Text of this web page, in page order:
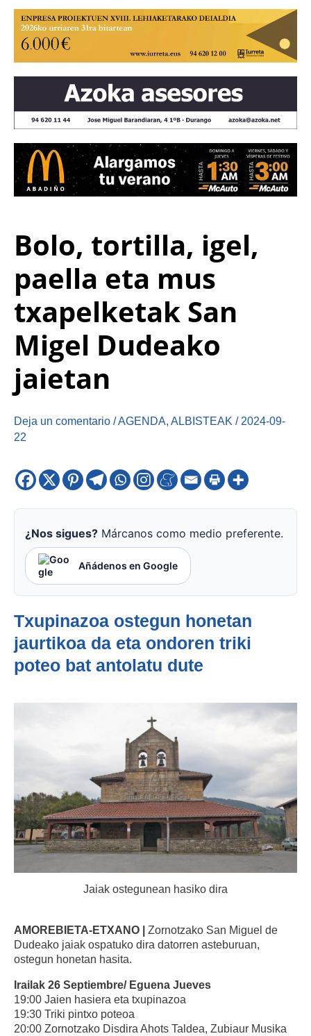
Bolo, tortilla, igel,
paella eta mus
txapelketak San
Migel Dudeako
jaietan
Deja un comentario /AGENDA, ALBISTEAK / 2024-09-
22
¿Nos sigues? Márcanos como medio preferente.
Añádenos en Google
Txupinazoa ostegun honetan
jaurtikoa da eta ondoren triki
poteo bat antolatu dute
Jaiak ostegunean hasiko dira
AMOREBIETA-ETXANO | Zornotzako San Miguel de
Dudeako jaiak ospatuko dira datorren asteburuan,
ostegun honetan hasita.
Irailak 26 Septiembre/ Eguena Jueves
19:00 Jaien hasiera eta txupinazoa
19:30 Triki pintxo poteoa
20:00 Zornotzako Disdira Ahots Taldea, Zubiaur Musika